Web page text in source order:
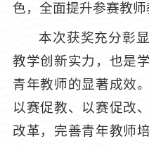
色，全面提升参赛教师
本次获奖充分彰
教学创新实力，也是
青年教师的显著成效
以赛促教、以赛促改
改革，完善青年教师